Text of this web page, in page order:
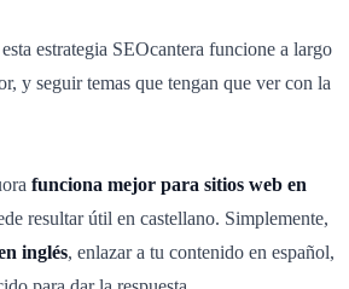
estrategia SEOcantera funcione a largo
y seguir temas que tengan que ver con la
funciona mejor para sitios web en
resultar útil en castellano. Simplemente,
inglés, enlazar a tu contenido en español,